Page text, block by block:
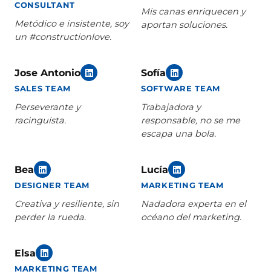
CONSULTANT
Metódico e insistente, soy
un #constructionlove.
Mis canas enriquecen y
aportan soluciones.
Jose Antonio
SALES TEAM
Perseverante y
racinguista.
Sofía
SOFTWARE TEAM
Trabajadora y
responsable, no se me
escapa una bola.
Bea
DESIGNER TEAM
Creativa y resiliente, sin
perder la rueda.
Lucía
MARKETING TEAM
Nadadora experta en el
océano del marketing.
Elsa
MARKETING TEAM